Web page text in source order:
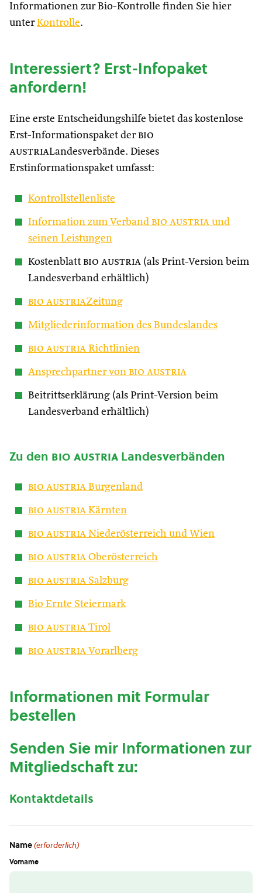
Informationen zur Bio-Kontrolle finden Sie hier
unterKontrolle.
Interessiert? Erst-Infopaket
anfordern!
Eine erste Entscheidungshilfe bietet das kostenlose
Erst-Informationspaket der bio
austriaLandesverbände. Dieses
Erstinformationspaket umfasst:
Kontrollstellenliste
Information zum Verband bio austria und
seinen Leistungen
Kostenblatt bio austria (als Print-Version beim
Landesverband erhältlich)
bio austriaZeitung
Mitgliederinformation des Bundeslandes
bio austria Richtlinien
Ansprechpartner von bio austria
Beitrittserklärung (als Print-Version beim
Landesverband erhältlich)
Zu den bio austria Landesverbänden
bio austria Burgenland
bio austria Kärnten
bio austria Niederösterreich und Wien
bio austria Oberösterreich
bio austria Salzburg
Bio Ernte Steiermark
bio austria Tirol
bio austria Vorarlberg
Informationen mit Formular
bestellen
Senden Sie mir Informationen zur
Mitgliedschaft zu:
Kontaktdetails
Name(erforderlich)
Vorname